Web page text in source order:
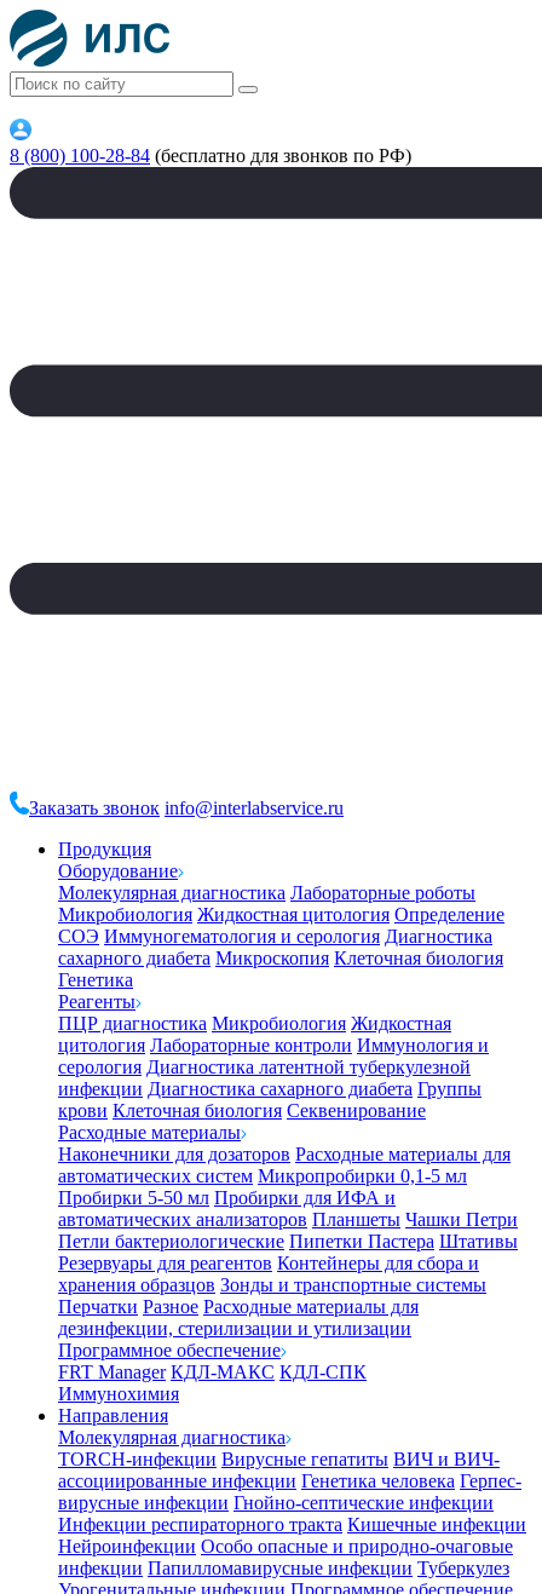
8 (800) 100-28-84 (бесплатно для звонков по РФ)
Заказать звонок info@interlabservice.ru
Продукция
Оборудование
Молекулярная диагностика Лабораторные роботы
Микробиология Жидкостная цитология Определение
СОЭ Иммуногематология и серология Диагностика
сахарного диабета Микроскопия Клеточная биология
Генетика
Реагенты
ПЦР диагностика Микробиология Жидкостная
цитология Лабораторные контроли Иммунология и
серология Диагностика латентной туберкулезной
инфекции Диагностика сахарного диабета Группы
крови Клеточная биология Секвенирование
Расходные материалы
Наконечники для дозаторов Расходные материалы для
автоматических систем Микропробирки 0,1-5 мл
Пробирки 5-50 мл Пробирки для ИФА и
автоматических анализаторов Планшеты Чашки Петри
Петли бактериологические Пипетки Пастера Штативы
Резервуары для реагентов Контейнеры для сбора и
хранения образцов Зонды и транспортные системы
Перчатки Разное Расходные материалы для
дезинфекции, стерилизации и утилизации
Программное обеспечение
FRT Manager КДЛ-МАКС КДЛ-СПК
Иммунохимия
Направления
Молекулярная диагностика
TORCH-инфекции Вирусные гепатиты ВИЧ и ВИЧ-
ассоциированные инфекции Генетика человека Герпес-
вирусные инфекции Гнойно-септические инфекции
Инфекции респираторного тракта Кишечные инфекции
Нейроинфекции Особо опасные и природно-очаговые
инфекции Папилломавирусные инфекции Туберкулез
Урогенитальные инфекции Программное обеспечение